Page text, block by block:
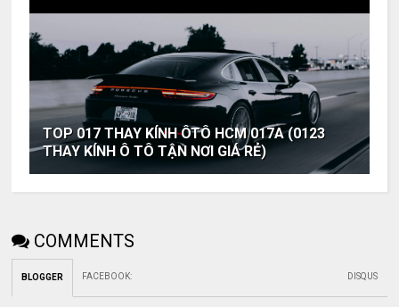
TOP 017 THAY KÍNH ÔTÔ HCM 017A (0123
THAY KÍNH Ô TÔ TẬN NƠI GIÁ RẺ)
COMMENTS
BLOGGER FACEBOOK: DISQUS